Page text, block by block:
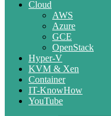
Cloud
AWS
Azure
GCE
OpenStack
Hyper-V
KVM & Xen
Container
IT-KnowHow
YouTube